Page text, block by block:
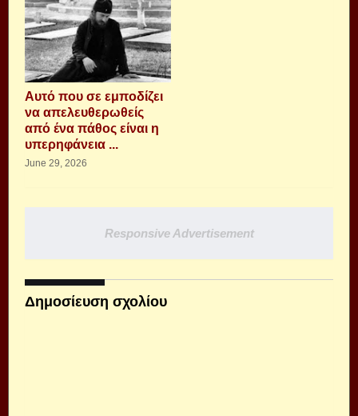
Αυτό που σε εμποδίζει
να απελευθερωθείς
από ένα πάθος είναι η
υπερηφάνεια ...
June 29, 2026
Responsive Advertisement
Δημοσίευση σχολίου